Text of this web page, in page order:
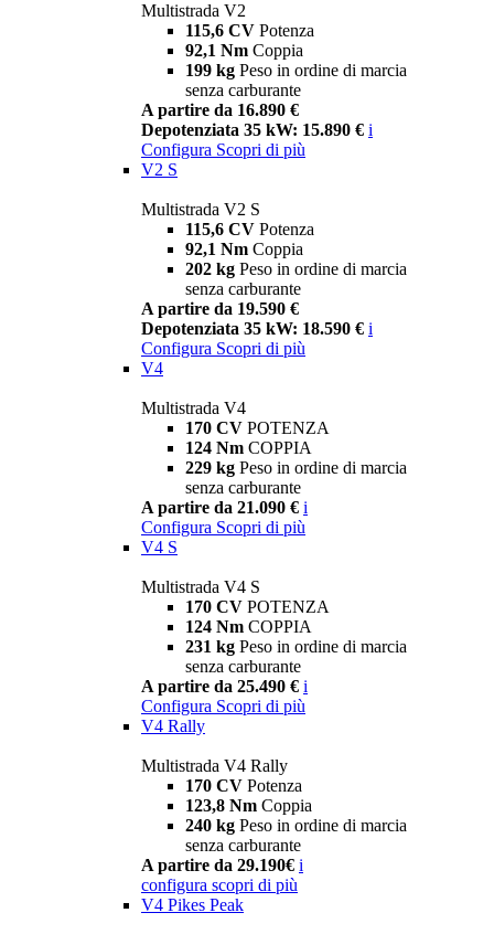
Multistrada V2
115,6 CV Potenza
92,1 Nm Coppia
199 kg Peso in ordine di marcia
senza carburante
A partire da 16.890 €
Depotenziata 35 kW: 15.890 € i
Configura Scopri di più
V2 S
Multistrada V2 S
115,6 CV Potenza
92,1 Nm Coppia
202 kg Peso in ordine di marcia
senza carburante
A partire da 19.590 €
Depotenziata 35 kW: 18.590 € i
Configura Scopri di più
V4
Multistrada V4
170 CV POTENZA
124 Nm COPPIA
229 kg Peso in ordine di marcia
senza carburante
A partire da 21.090 € i
Configura Scopri di più
V4 S
Multistrada V4 S
170 CV POTENZA
124 Nm COPPIA
231 kg Peso in ordine di marcia
senza carburante
A partire da 25.490 € i
Configura Scopri di più
V4 Rally
Multistrada V4 Rally
170 CV Potenza
123,8 Nm Coppia
240 kg Peso in ordine di marcia
senza carburante
A partire da 29.190€ i
configura scopri di più
V4 Pikes Peak